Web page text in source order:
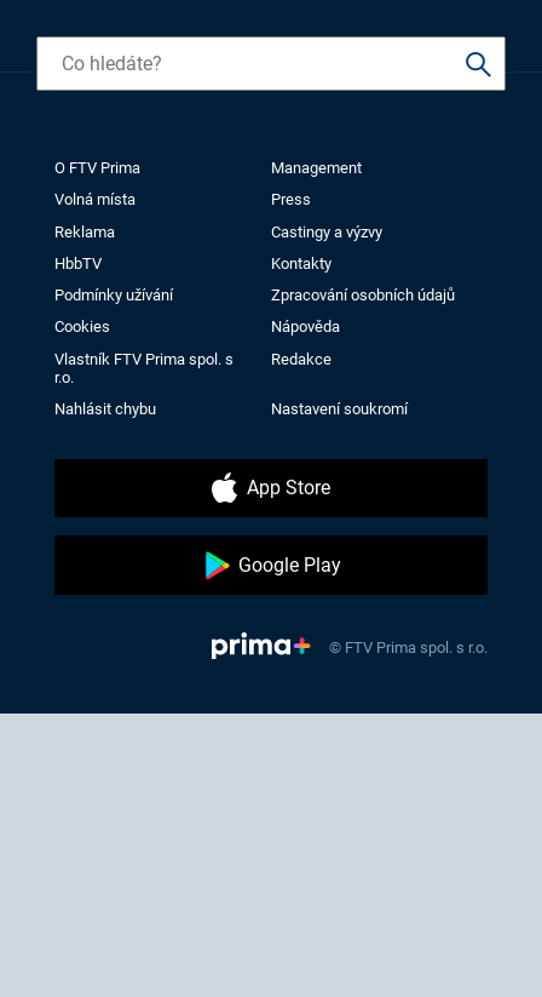
O FTV Prima
Management
Volná místa
Press
Reklama
Castingy a výzvy
HbbTV
Kontakty
Podmínky užívání
Zpracování osobních údajů
Cookies
Nápověda
Vlastník FTV Prima spol. s
r.o.
Redakce
Nahlásit chybu Nastavení soukromí
App Store
Google Play
© FTV Prima spol. s r.o.